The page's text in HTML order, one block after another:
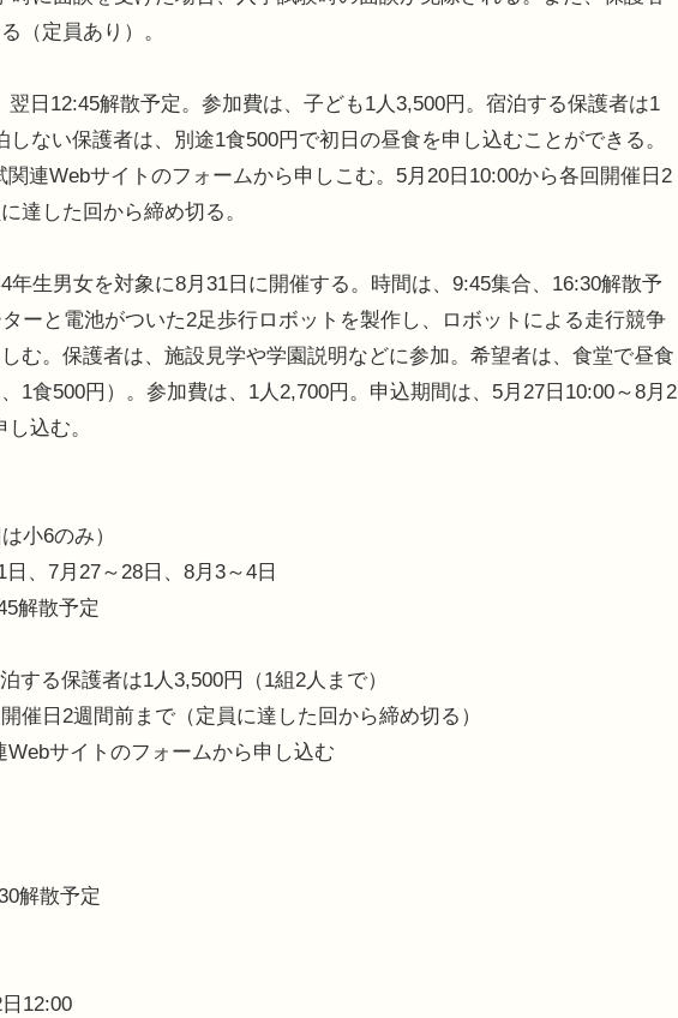
（定員あり）。
日12:45解散予定。参加費は、子ども1人3,500円。宿泊する保護者は1
しない保護者は、別途1食500円で初日の昼食を申し込むことができる。
連Webサイトのフォームから申しこむ。5月20日10:00から各回開催日2
達した回から締め切る。
生男女を対象に8月31日に開催する。時間は、9:45集合、16:30解散予
ーと電池がついた2足歩行ロボットを製作し、ロボットによる走行競争
む。保護者は、施設見学や学園説明などに参加。希望者は、食堂で昼食
1食500円）。参加費は、1人2,700円。申込期間は、5月27日10:00～8月2
込む。
小6のみ）
、7月27～28日、8月3～4日
解散予定
する保護者は1人3,500円（1組2人まで）
催日2週間前まで（定員に達した回から締め切る）
サイトのフォームから申し込む
解散予定
12:00